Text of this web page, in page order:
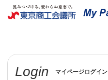
Login マイページログイン